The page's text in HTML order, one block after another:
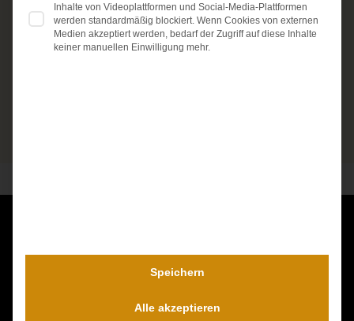
Dr. Wambach & Walter
0421 54 895 10 - Fax
Inhalte von Videoplattformen und Social-Media-Plattformen
werden standardmäßig blockiert. Wenn Cookies von externen
Medien akzeptiert werden, bedarf der Zugriff auf diese Inhalte
keiner manuellen Einwilligung mehr.
Speichern
Alle akzeptieren